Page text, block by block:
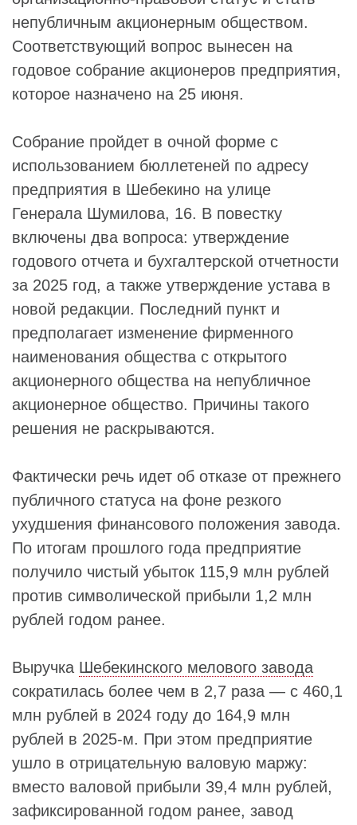
непубличным акционерным обществом.
Соответствующий вопрос вынесен на
годовое собрание акционеров предприятия,
которое назначено на 25 июня.
Собрание пройдет в очной форме с
использованием бюллетеней по адресу
предприятия в Шебекино на улице
Генерала Шумилова, 16. В повестку
включены два вопроса: утверждение
годового отчета и бухгалтерской отчетности
за 2025 год, а также утверждение устава в
новой редакции. Последний пункт и
предполагает изменение фирменного
наименования общества с открытого
акционерного общества на непубличное
акционерное общество. Причины такого
решения не раскрываются.
Фактически речь идет об отказе от прежнего
публичного статуса на фоне резкого
ухудшения финансового положения завода.
По итогам прошлого года предприятие
получило чистый убыток 115,9 млн рублей
против символической прибыли 1,2 млн
рублей годом ранее.
Выручка Шебекинского мелового завода
сократилась более чем в 2,7 раза — с 460,1
млн рублей в 2024 году до 164,9 млн
рублей в 2025-м. При этом предприятие
ушло в отрицательную валовую маржу:
вместо валовой прибыли 39,4 млн рублей,
зафиксированной годом ранее, завод